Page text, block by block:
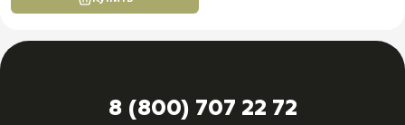
8 (800) 707 22 72